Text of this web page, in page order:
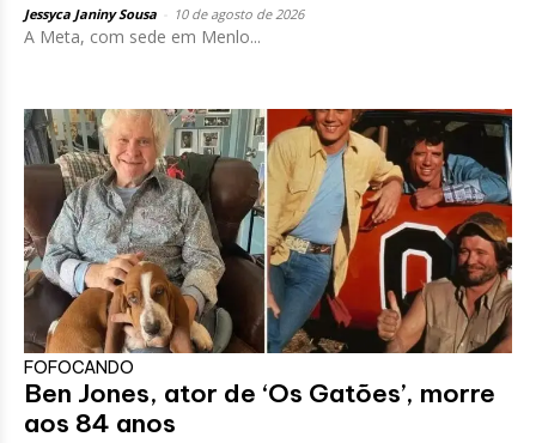
Jessyca Janiny Sousa 10 de agosto de 2026
A Meta, com sede em Menlo...
FOFOCANDO
Ben Jones, ator de ‘Os Gatões’, morre
aos 84 anos